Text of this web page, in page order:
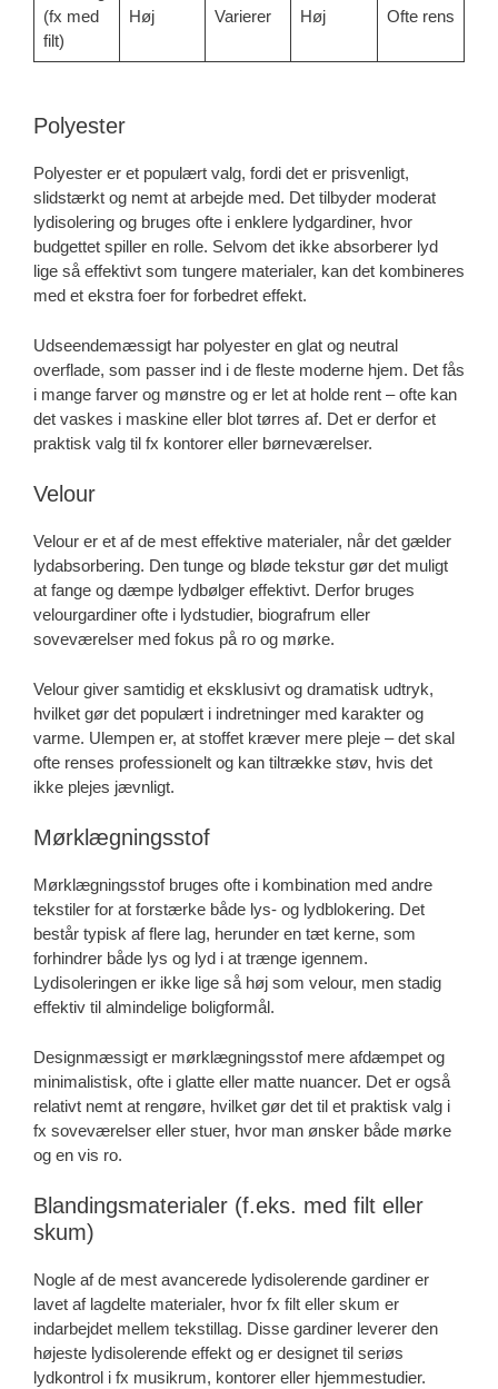
(fx med
filt)
Høj Varierer Høj Ofte rens
Polyester
Polyester er et populært valg, fordi det er prisvenligt,
slidstærkt og nemt at arbejde med. Det tilbyder moderat
lydisolering og bruges ofte i enklere lydgardiner, hvor
budgettet spiller en rolle. Selvom det ikke absorberer lyd
lige så effektivt som tungere materialer, kan det kombineres
med et ekstra foer for forbedret effekt.
Udseendemæssigt har polyester en glat og neutral
overflade, som passer ind i de fleste moderne hjem. Det fås
i mange farver og mønstre og er let at holde rent – ofte kan
det vaskes i maskine eller blot tørres af. Det er derfor et
praktisk valg til fx kontorer eller børneværelser.
Velour
Velour er et af de mest effektive materialer, når det gælder
lydabsorbering. Den tunge og bløde tekstur gør det muligt
at fange og dæmpe lydbølger effektivt. Derfor bruges
velourgardiner ofte i lydstudier, biografrum eller
soveværelser med fokus på ro og mørke.
Velour giver samtidig et eksklusivt og dramatisk udtryk,
hvilket gør det populært i indretninger med karakter og
varme. Ulempen er, at stoffet kræver mere pleje – det skal
ofte renses professionelt og kan tiltrække støv, hvis det
ikke plejes jævnligt.
Mørklægningsstof
Mørklægningsstof bruges ofte i kombination med andre
tekstiler for at forstærke både lys- og lydblokering. Det
består typisk af flere lag, herunder en tæt kerne, som
forhindrer både lys og lyd i at trænge igennem.
Lydisoleringen er ikke lige så høj som velour, men stadig
effektiv til almindelige boligformål.
Designmæssigt er mørklægningsstof mere afdæmpet og
minimalistisk, ofte i glatte eller matte nuancer. Det er også
relativt nemt at rengøre, hvilket gør det til et praktisk valg i
fx soveværelser eller stuer, hvor man ønsker både mørke
og en vis ro.
Blandingsmaterialer (f.eks. med filt eller
skum)
Nogle af de mest avancerede lydisolerende gardiner er
lavet af lagdelte materialer, hvor fx filt eller skum er
indarbejdet mellem tekstillag. Disse gardiner leverer den
højeste lydisolerende effekt og er designet til seriøs
lydkontrol i fx musikrum, kontorer eller hjemmestudier.